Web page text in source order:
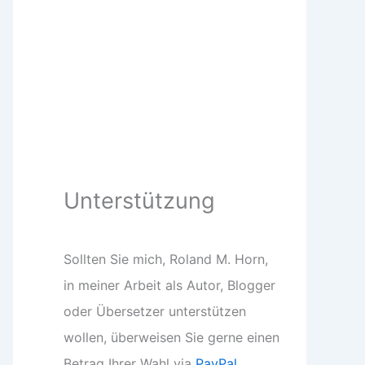
Unterstützung
Sollten Sie mich, Roland M. Horn,
in meiner Arbeit als Autor, Blogger
oder Übersetzer unterstützen
wollen, überweisen Sie gerne einen